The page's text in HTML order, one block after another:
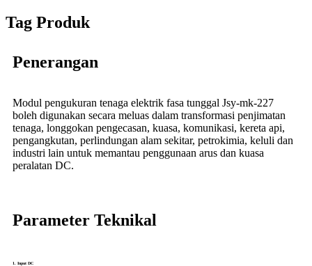
Tag Produk
Penerangan
Modul pengukuran tenaga elektrik fasa tunggal Jsy-mk-227
boleh digunakan secara meluas dalam transformasi penjimatan
tenaga, longgokan pengecasan, kuasa, komunikasi, kereta api,
pengangkutan, perlindungan alam sekitar, petrokimia, keluli dan
industri lain untuk memantau penggunaan arus dan kuasa
peralatan DC.
Parameter Teknikal
1. Input DC